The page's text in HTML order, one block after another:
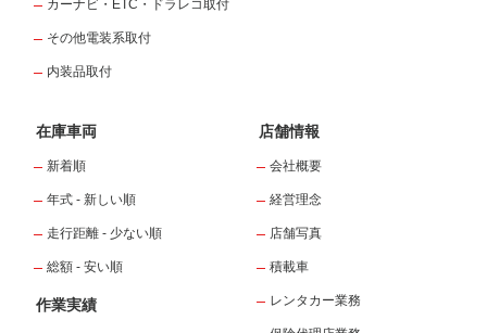
カーナビ・ETC・ドラレコ取付
その他電装系取付
内装品取付
在庫車両
新着順
年式 - 新しい順
走行距離 - 少ない順
総額 - 安い順
作業実績
店舗情報
会社概要
経営理念
店舗写真
積載車
レンタカー業務